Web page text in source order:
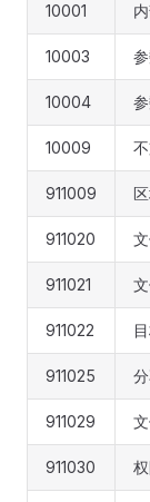
10001
10003
10004
10009
911009
911020
911021
911022
911025
911029
911030